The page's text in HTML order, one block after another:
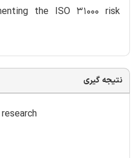
the ISO 31000 risk
نتیجه گیری